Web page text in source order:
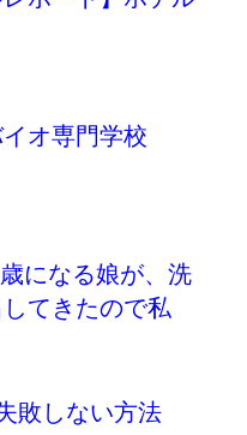
オ専門学校
になる娘が、洗
てきたので私
敗しない方法